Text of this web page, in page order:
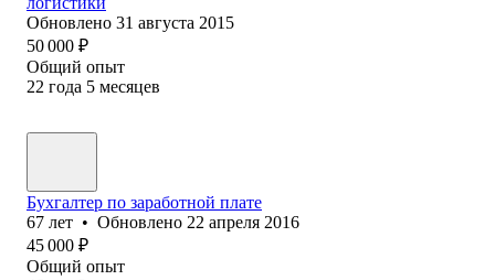
Обновлено 31 августа 2015
50 000 ₽
Общий опыт
22 года 5 месяцев
Бухгалтер по заработной плате
67 лет • Обновлено 22 апреля 2016
45 000 ₽
Общий опыт